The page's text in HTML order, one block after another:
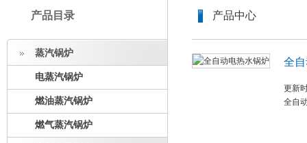
产品目录
蒸汽锅炉
电蒸汽锅炉
燃油蒸汽锅炉
燃气蒸汽锅炉
产品中心
全
更新
全自